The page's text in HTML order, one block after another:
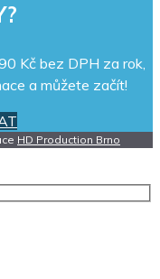
Kč bez DPH za rok,
a můžete začít!
HD Production Brno